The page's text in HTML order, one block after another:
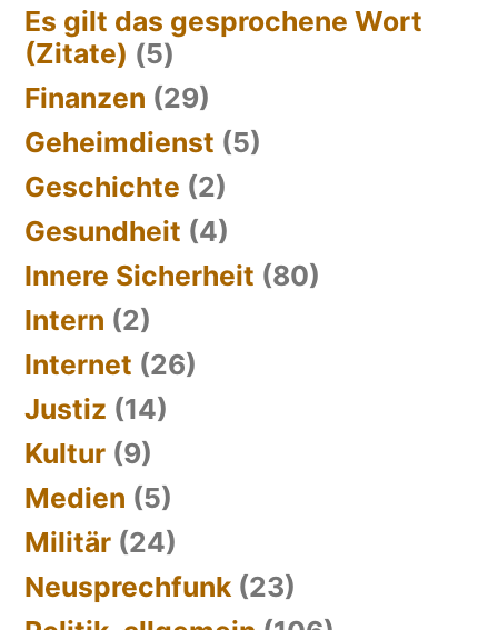
Es gilt das gesprochene Wort
(Zitate) (5)
Finanzen (29)
Geheimdienst (5)
Geschichte (2)
Gesundheit (4)
Innere Sicherheit (80)
Intern (2)
Internet (26)
Justiz (14)
Kultur (9)
Medien (5)
Militär (24)
Neusprechfunk (23)